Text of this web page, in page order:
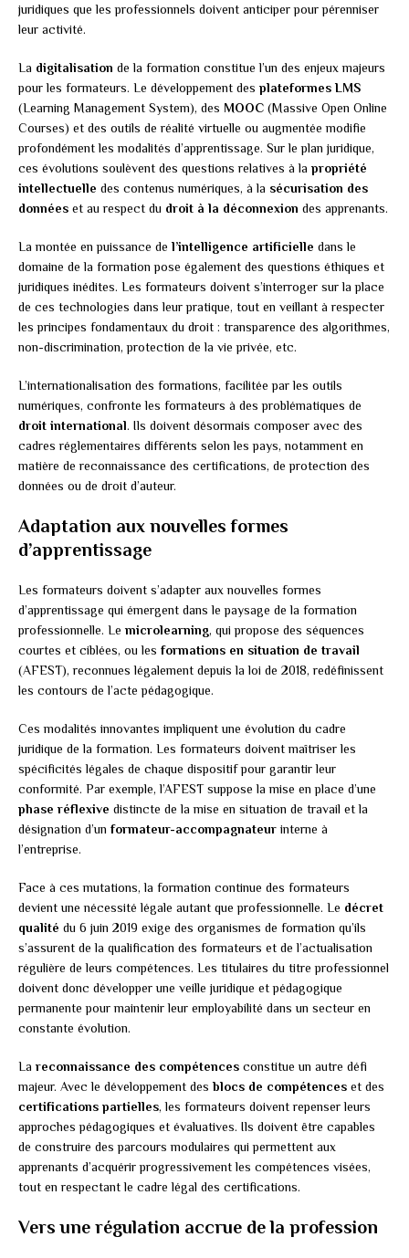
juridiques que les professionnels doivent anticiper pour pérenniser
leur activité.
La digitalisation de la formation constitue l’un des enjeux majeurs
pour les formateurs. Le développement des plateformes LMS
(Learning Management System), des MOOC (Massive Open Online
Courses) et des outils de réalité virtuelle ou augmentée modifie
profondément les modalités d’apprentissage. Sur le plan juridique,
ces évolutions soulèvent des questions relatives à la propriété
intellectuelle des contenus numériques, à la sécurisation des
données et au respect du droit à la déconnexion des apprenants.
La montée en puissance de l’intelligence artificielle dans le
domaine de la formation pose également des questions éthiques et
juridiques inédites. Les formateurs doivent s’interroger sur la place
de ces technologies dans leur pratique, tout en veillant à respecter
les principes fondamentaux du droit : transparence des algorithmes,
non-discrimination, protection de la vie privée, etc.
L’internationalisation des formations, facilitée par les outils
numériques, confronte les formateurs à des problématiques de
droit international. Ils doivent désormais composer avec des
cadres réglementaires différents selon les pays, notamment en
matière de reconnaissance des certifications, de protection des
données ou de droit d’auteur.
Adaptation aux nouvelles formes
d’apprentissage
Les formateurs doivent s’adapter aux nouvelles formes
d’apprentissage qui émergent dans le paysage de la formation
professionnelle. Le microlearning, qui propose des séquences
courtes et ciblées, ou les formations en situation de travail
(AFEST), reconnues légalement depuis la loi de 2018, redéfinissent
les contours de l’acte pédagogique.
Ces modalités innovantes impliquent une évolution du cadre
juridique de la formation. Les formateurs doivent maîtriser les
spécificités légales de chaque dispositif pour garantir leur
conformité. Par exemple, l’AFEST suppose la mise en place d’une
phase réflexive distincte de la mise en situation de travail et la
désignation d’un formateur-accompagnateur interne à
l’entreprise.
Face à ces mutations, la formation continue des formateurs
devient une nécessité légale autant que professionnelle. Le décret
qualité du 6 juin 2019 exige des organismes de formation qu’ils
s’assurent de la qualification des formateurs et de l’actualisation
régulière de leurs compétences. Les titulaires du titre professionnel
doivent donc développer une veille juridique et pédagogique
permanente pour maintenir leur employabilité dans un secteur en
constante évolution.
La reconnaissance des compétences constitue un autre défi
majeur. Avec le développement desblocs de compétences et des
certifications partielles, les formateurs doivent repenser leurs
approches pédagogiques et évaluatives. Ils doivent être capables
de construire des parcours modulaires qui permettent aux
apprenants d’acquérir progressivement les compétences visées,
tout en respectant le cadre légal des certifications.
Vers une régulation accrue de la profession